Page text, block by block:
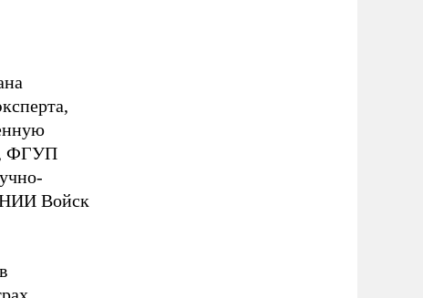
ФГУП
Войск